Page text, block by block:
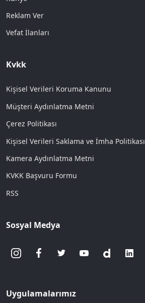
Reklam Ver
Vefat İlanları
Kvkk
Kişisel Verileri Koruma Kanunu
Müşteri Aydınlatma Metni
Çerez Politikası
Kişisel Verileri Saklama ve İmha Politikası
Kamera Aydınlatma Metni
KVKK Başvuru Formu
RSS
Sosyal Medya
Uygulamalarımız